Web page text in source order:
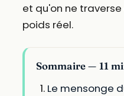
et qu'on ne
poids réel.
Sommaire — 11
Le mensonge